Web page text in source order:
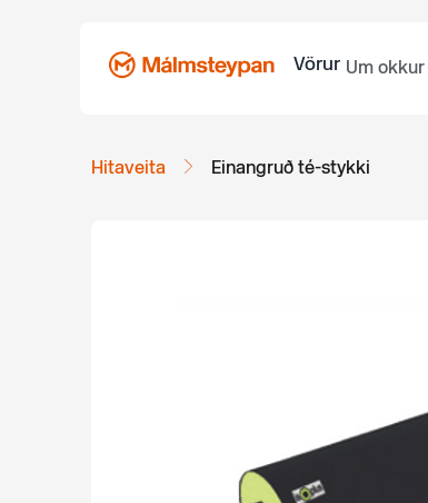
Vörur Um okkur
Hitaveita Einangruð té-stykki